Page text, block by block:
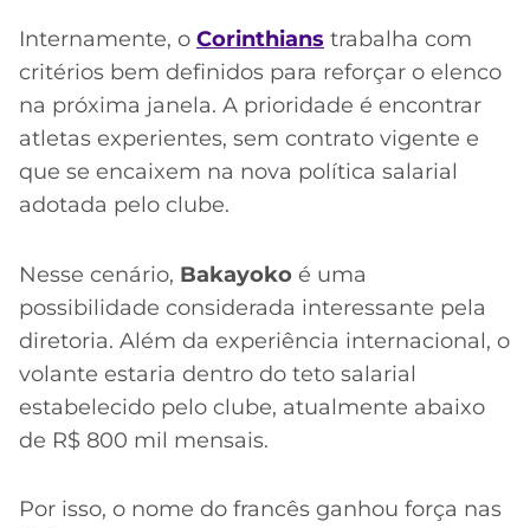
Internamente, o Corinthians trabalha com
critérios bem definidos para reforçar o elenco
na próxima janela. A prioridade é encontrar
atletas experientes, sem contrato vigente e
que se encaixem na nova política salarial
adotada pelo clube.
Nesse cenário, Bakayoko é uma
possibilidade considerada interessante pela
diretoria. Além da experiência internacional, o
volante estaria dentro do teto salarial
estabelecido pelo clube, atualmente abaixo
de R$ 800 mil mensais.
Por isso, o nome do francês ganhou força nas